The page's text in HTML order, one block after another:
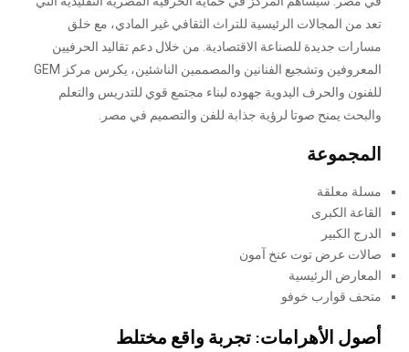
تعد من المجالات الرئيسية للتراث الثقافي غير المادي، مع خلق
مسارات جديدة للصناعة الاقتصادية. من خلال دعم تقاليد الحرفيين
المعروفين وتشجيع الفنانين والمصممين الناشئين، يكرس مركز GEM
للفنون والحرف اليدوية جهوده لبناء مجتمع قوي للتدريس والتعلم
والبحث يمنح صوتا لرؤية جذابة للفن والتصميم في مصر.
المجموعة
مسلة معلقة
القاعة الكبرى
الدرج الكبير
صالات عرض توت عنخ آمون
المعارض الرئيسية
متحف قوارب خوفو
أصول الأهرامات: تجربة واقع مختلط